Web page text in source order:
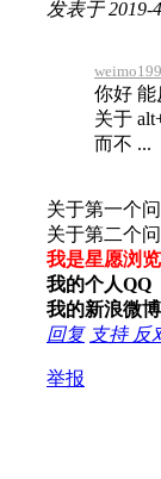
发表于 2019-
你好
关于
而不 ...
关于第一个
关于第二个
我是星愿浏
我的个人QQ
我的新浪微
回复 支持 反
举报